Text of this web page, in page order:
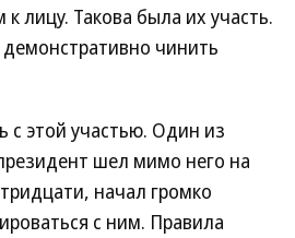
лицу. Такова была их участь.
чинить
с этой участью. Один из
шел мимо него на
начал громко
с ним. Правила